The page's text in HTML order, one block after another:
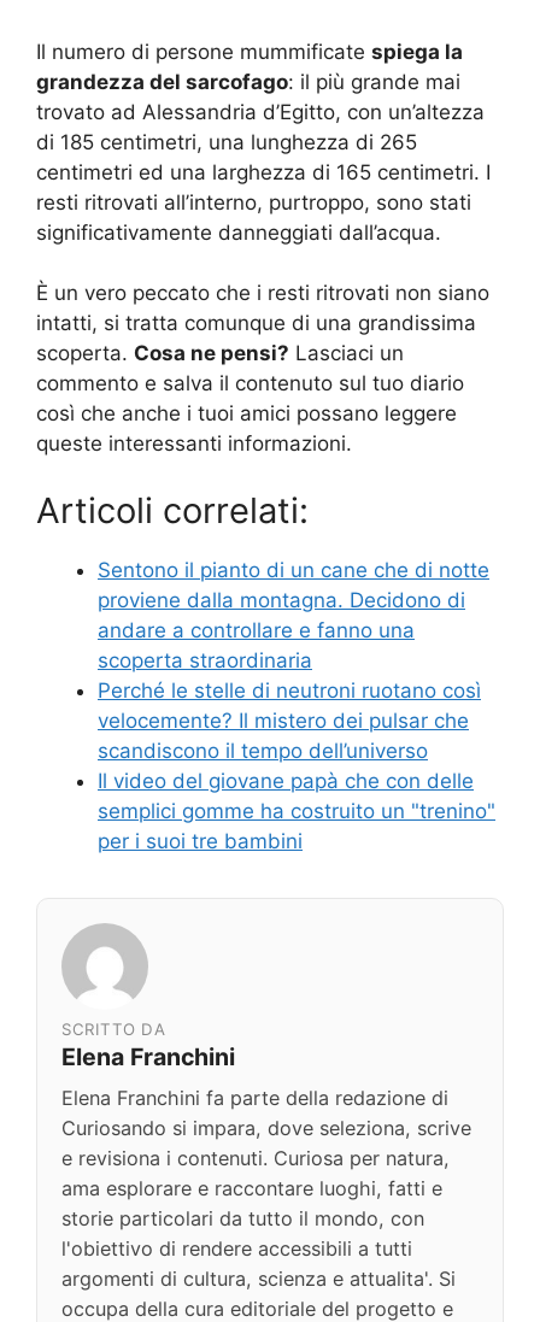
Il numero di persone mummificate spiega la
grandezza del sarcofago: il più grande mai
trovato ad Alessandria d’Egitto, con un’altezza
di 185 centimetri, una lunghezza di 265
centimetri ed una larghezza di 165 centimetri. I
resti ritrovati all’interno, purtroppo, sono stati
significativamente danneggiati dall’acqua.
È un vero peccato che i resti ritrovati non siano
intatti, si tratta comunque di una grandissima
scoperta. Cosa ne pensi? Lasciaci un
commento e salva il contenuto sul tuo diario
così che anche i tuoi amici possano leggere
queste interessanti informazioni.
Articoli correlati:
Sentono il pianto di un cane che di notte
proviene dalla montagna. Decidono di
andare a controllare e fanno una
scoperta straordinaria
Perché le stelle di neutroni ruotano così
velocemente? Il mistero dei pulsar che
scandiscono il tempo dell’universo
Il video del giovane papà che con delle
semplici gomme ha costruito un "trenino"
per i suoi tre bambini
SCRITTO DA
Elena Franchini
Elena Franchini fa parte della redazione di
Curiosando si impara, dove seleziona, scrive
e revisiona i contenuti. Curiosa per natura,
ama esplorare e raccontare luoghi, fatti e
storie particolari da tutto il mondo, con
l'obiettivo di rendere accessibili a tutti
argomenti di cultura, scienza e attualita'. Si
occupa della cura editoriale del progetto e